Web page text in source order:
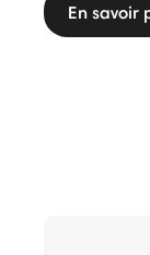
En savoir